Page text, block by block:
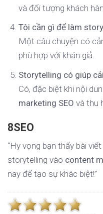
và đối tượng khách
Tôi cần gì để làm
Một câu chuyện có
phù hợp với khán giả.
Storytelling có giúp
Có, đặc biệt khi nội
marketing SEO và thu
8SEO
“Hy vọng bạn thấy bài
storytelling vào content
nay để tạo sự khác biệt!”